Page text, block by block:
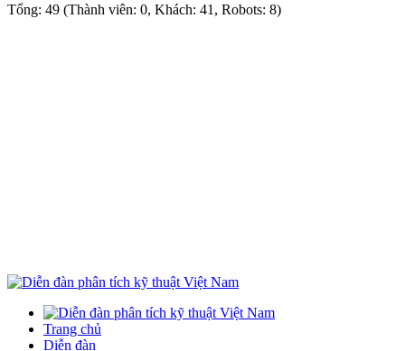
Tổng: 49 (Thành viên: 0, Khách: 41, Robots: 8)
Trang chủ
Diễn đàn